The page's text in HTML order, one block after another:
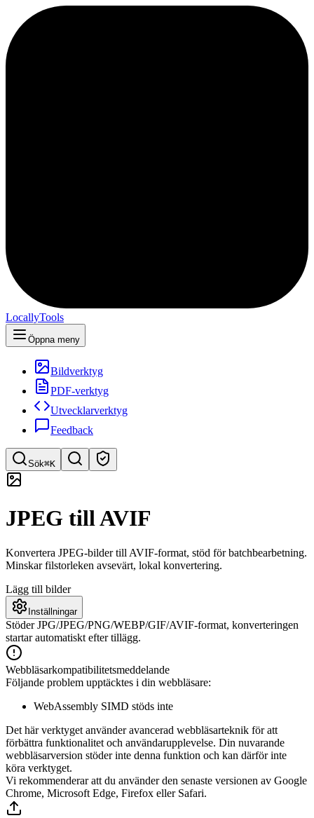
LocallyTools
Öppna meny
Bildverktyg
PDF-verktyg
Utvecklarverktyg
Feedback
Sök⌘K
Snabbsök efter verktyg
JPEG till AVIF
Konvertera JPEG-bilder till AVIF-format, stöd för batchbearbetning.
Minskar filstorleken avsevärt, lokal konvertering.
Lägg till bilder
Inställningar
Stöder JPG/JPEG/PNG/WEBP/GIF/AVIF-format, konverteringen
startar automatiskt efter tillägg.
Webbläsarkompatibilitetsmeddelande
Följande problem upptäcktes i din webbläsare:
WebAssembly SIMD stöds inte
Det här verktyget använder avancerad webbläsarteknik för att
förbättra funktionalitet och användarupplevelse. Din nuvarande
webbläsarversion stöder inte denna funktion och kan därför inte
köra verktyget.
Vi rekommenderar att du använder den senaste versionen av Google
Chrome, Microsoft Edge, Firefox eller Safari.